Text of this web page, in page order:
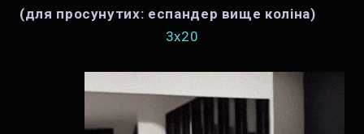
(для просунутих: еспандер вище коліна)
3x20